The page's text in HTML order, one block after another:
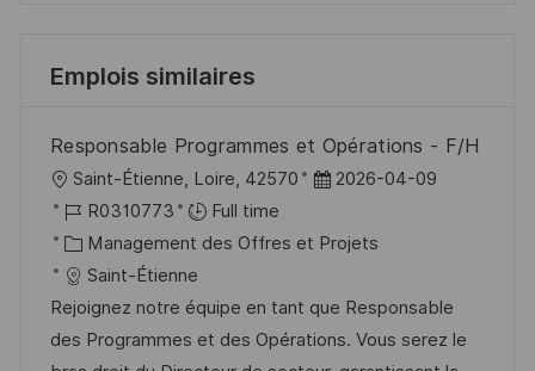
Emplois similaires
Responsable Programmes et Opérations - F/H
o
c
a
l
i
Saint-Étienne, Loire, 42570
D
t
d
’
2026-04-09
R
é
f
é
r
R0310773
Full time
C
a
t
é
Management des Offres et Projets
Saint-Étienne
Rejoignez notre équipe en tant que Responsable
des Programmes et des Opérations. Vous serez le